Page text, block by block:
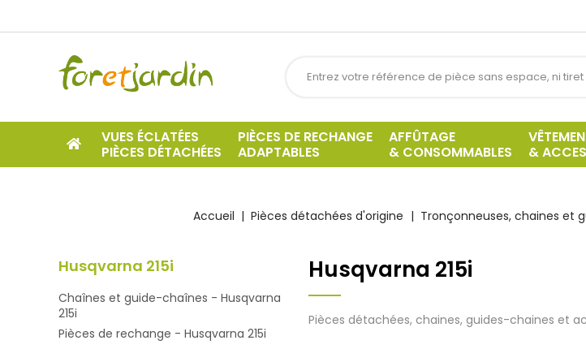
VUES ÉCLATÉES
PIÈCES DÉTACHÉES
PIÈCES DE RECHANGE
ADAPTABLES
AFFÛTAGE
& CONSOMMABLES
&
Accueil Pièces détachées d'origine Tronçonneuses, chaines et
Husqvarna 215i
Chaînes et guide-chaînes - Husqvarna
215i
Pièces de rechange - Husqvarna 215i
Husqvarna 215i
Pièces détachées, chaines, guides-chaines et